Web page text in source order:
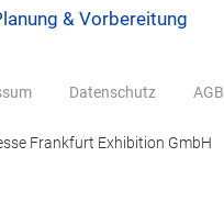
& Vorbereitung
Datenschutz AGB
Frankfurt Exhibition GmbH